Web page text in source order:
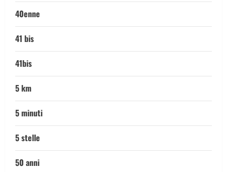
40enne
41 bis
41bis
5 km
5 minuti
5 stelle
50 anni